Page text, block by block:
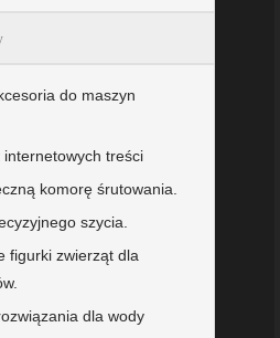
do maszyn
internetowych treści
komorę śrutowania.
szycia.
figurki zwierząt dla
dla wody